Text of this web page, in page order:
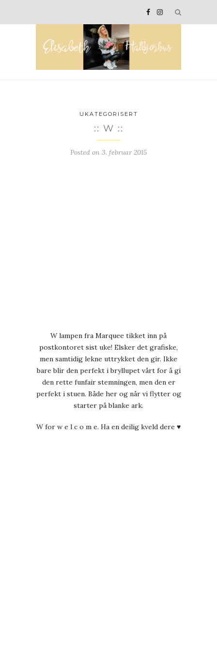
UKATEGORISERT
:: W ::
Posted on 3. februar 2015
W lampen fra Marquee tikket inn på
postkontoret sist uke! Elsker det grafiske,
men samtidig lekne uttrykket den gir. Ikke
bare blir den perfekt i bryllupet vårt for å gi
den rette funfair stemningen, men den er
perfekt i stuen. Både her og når vi flytter og
starter på blanke ark.
W for w e l c o m e. Ha en deilig kveld dere ♥